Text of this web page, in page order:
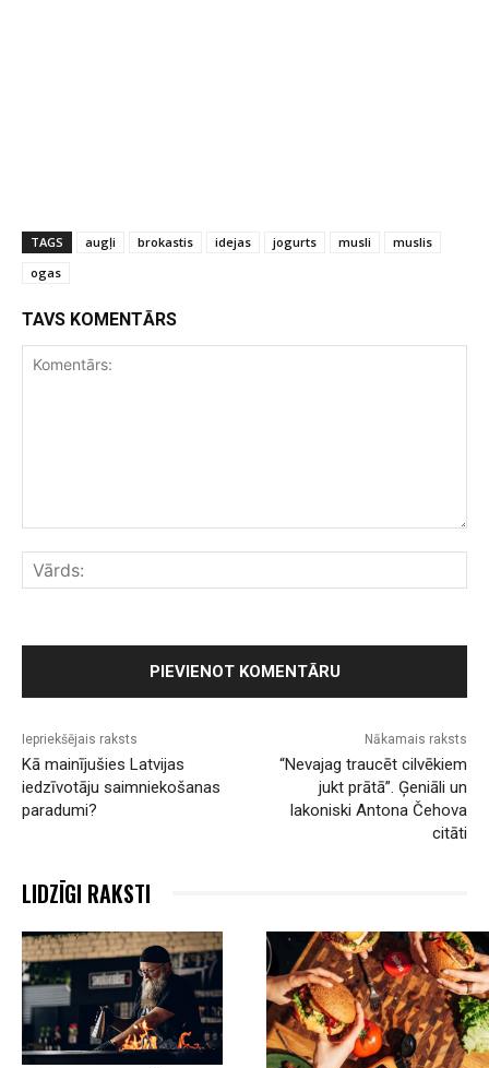
TAGS augļi brokastis idejas jogurts musli
muslis
ogas
TAVS KOMENTĀRS
Iepriekšējais raksts
Kā mainījušies Latvijas
iedzīvotāju saimniekošanas
paradumi?
Nākamais raksts
“Nevajag traucēt cilvēkiem
jukt prātā”. Ģeniāli un
lakoniski Antona Čehova
citāti
LIDZĪGI RAKSTI